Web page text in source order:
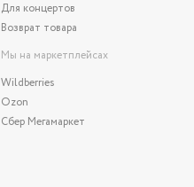
Для концертов
Возврат товара
Мы на маркетплейсах
Wildberries
Ozon
Сбер Мегамаркет